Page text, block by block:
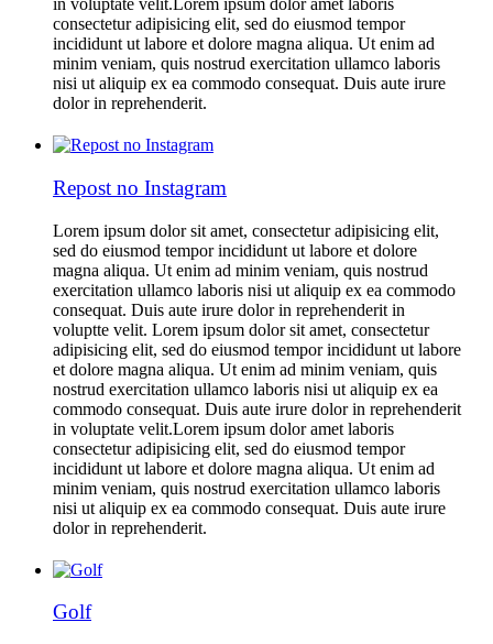
in voluptate velit.Lorem ipsum dolor amet laboris
consectetur adipisicing elit, sed do eiusmod tempor
incididunt ut labore et dolore magna aliqua. Ut enim ad
minim veniam, quis nostrud exercitation ullamco laboris
nisi ut aliquip ex ea commodo consequat. Duis aute irure
dolor in reprehenderit.
Repost no Instagram
Lorem ipsum dolor sit amet, consectetur adipisicing elit,
sed do eiusmod tempor incididunt ut labore et dolore
magna aliqua. Ut enim ad minim veniam, quis nostrud
exercitation ullamco laboris nisi ut aliquip ex ea commodo
consequat. Duis aute irure dolor in reprehenderit in
voluptte velit. Lorem ipsum dolor sit amet, consectetur
adipisicing elit, sed do eiusmod tempor incididunt ut labore
et dolore magna aliqua. Ut enim ad minim veniam, quis
nostrud exercitation ullamco laboris nisi ut aliquip ex ea
commodo consequat. Duis aute irure dolor in reprehenderit
in voluptate velit.Lorem ipsum dolor amet laboris
consectetur adipisicing elit, sed do eiusmod tempor
incididunt ut labore et dolore magna aliqua. Ut enim ad
minim veniam, quis nostrud exercitation ullamco laboris
nisi ut aliquip ex ea commodo consequat. Duis aute irure
dolor in reprehenderit.
Golf